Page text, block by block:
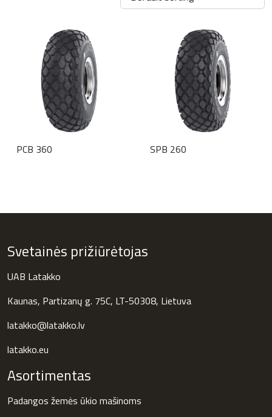
PCB 360 SPB 260
Svetainės prižiūrėtojas
UAB Latakko
Kaunas, Partizanų g. 75C, LT-50308, Lietuva
latakko@latakko.lv
latakko.eu
Asortimentas
Padangos žemės ūkio mašinoms